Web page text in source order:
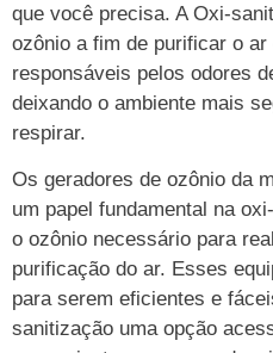
que você precisa. A Oxi-
ozônio a fim de purificar o
responsáveis pelos odores
deixando o ambiente mais
respirar.
Os geradores de ozônio da
um papel fundamental na
o ozônio necessário para
purificação do ar. Esses
para serem eficientes e
sanitização uma opção